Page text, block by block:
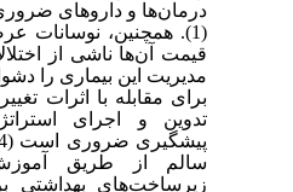
درمان‌ها و داروهای
(1). همچنین، نوسانات
قیمت آن‌ها ناشی از
مدیریت این بیماری را
برای مقابله با اثرات
تدوین و اجرای
سالم از طریق
زیرساخت‌های بهداشتی